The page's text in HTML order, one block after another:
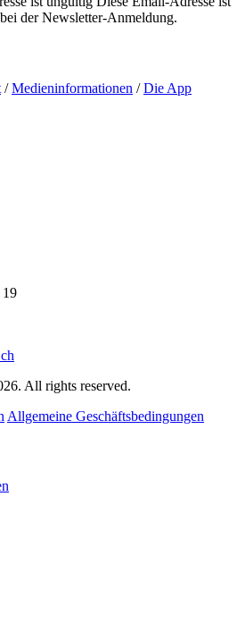
der Newsletter-Anmeldung.
/Medieninformationen /Die App
19
All rights reserved.
Allgemeine Geschäftsbedingungen